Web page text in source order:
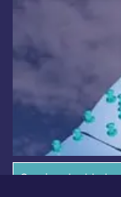
Overige